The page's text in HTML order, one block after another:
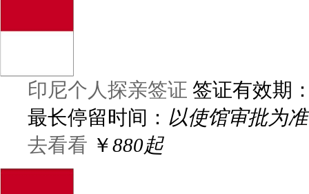
印尼个人探亲签证 签证有效期
最长停留时间： 以使馆审批为准
去看看 ￥880起